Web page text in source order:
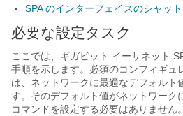
SPA のインターフェイスのシャッ
必要な設定タスク
ここでは、ギガビット イーサネット
手順を示します。必須のコンフィギュ
は、ネットワークに最適なデフォルト
す。そのデフォルト値がネットワーク
コマンドを設定する必要はありません